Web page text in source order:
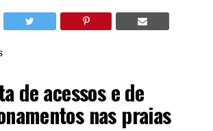
de acessos e de
nas praias